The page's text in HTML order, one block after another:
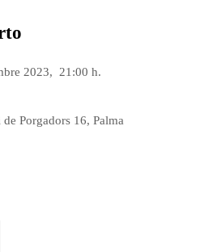
2023, 21:00 h.
Porgadors 16, Palma